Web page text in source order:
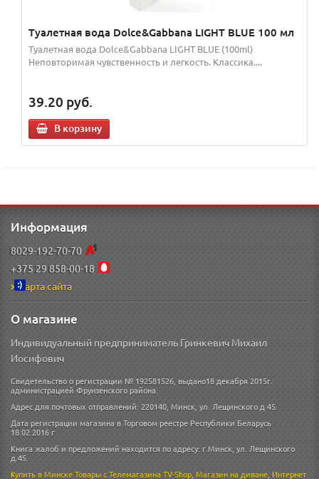
Туалетная вода Dolce&Gabbana LIGHT BLUE 100 мл
Туалетная вода Dolce&Gabbana LIGHT BLUE (100ml)
Неповторимая чувственность и легкость. Классика....
39.20 руб.
В корзину
Информация
8029-192-70-70
+375 29 858-00-18
Карта сайта
О магазине
Индивидуальный предприниматель Гринкевич Михаил
Иосифович
Свидетельство о регистрации № 192581526, выдано18 декабря 2015г.
администрацией Фрунзенского района.
Адрес для почтовых отправлений: 220140, Минск, ул. Лещинского д 45.
Дата регистрации магазина в Торговом реестре Республики Беларусь
18.02.2016 г
Книга жалоб и предложений находится по адресу: г.Минск, ул. Лещинского
д.45.
Купить в МинскеТовары с Телемагазина TV-Shop,Магазин на диване,Интернет